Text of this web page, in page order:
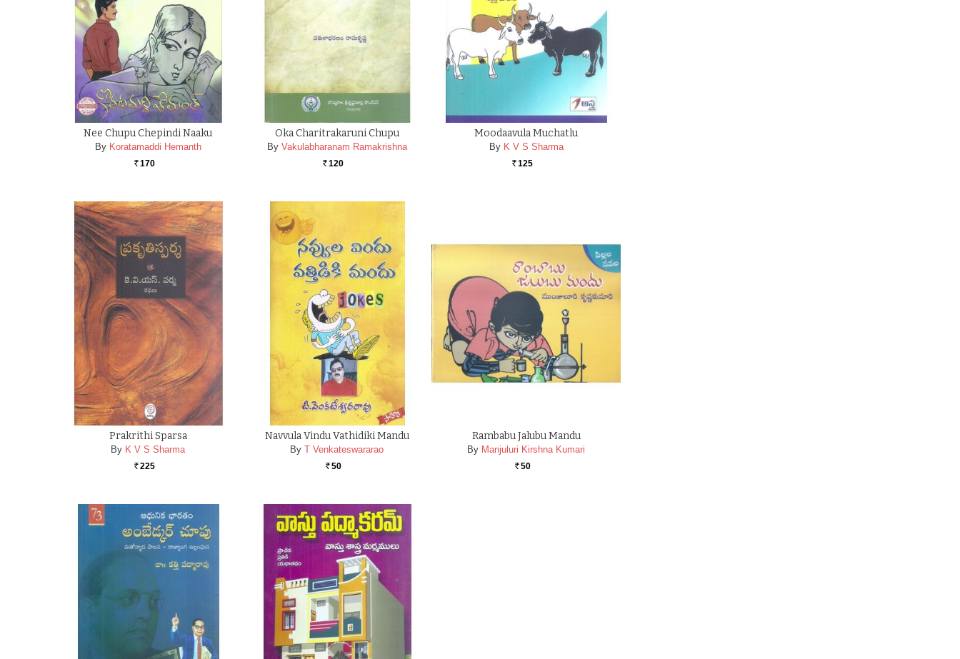
Nee Chupu Chepindi Naaku
By Koratamaddi Hemanth
Rs. 170
Oka Charitrakaruni Chupu
By Vakulabharanam Ramakrishna
Rs. 120
Moodaavula Muchatlu
By K V S Sharma
Rs. 125
Prakrithi Sparsa
By K V S Sharma
Rs. 225
Navvula Vindu Vathidiki Mandu
By T Venkateswararao
Rs. 50
Rambabu Jalubu Mandu
By Manjuluri Kirshna Kumari
Rs. 50